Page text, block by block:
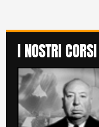
I NOSTRI CORSI